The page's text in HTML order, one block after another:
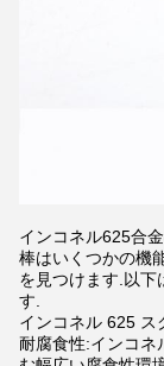
インコネル625合
棒はいくつかの機
を見つけます.以下
す.
インコネル 625 ス
耐腐食性:インコネ